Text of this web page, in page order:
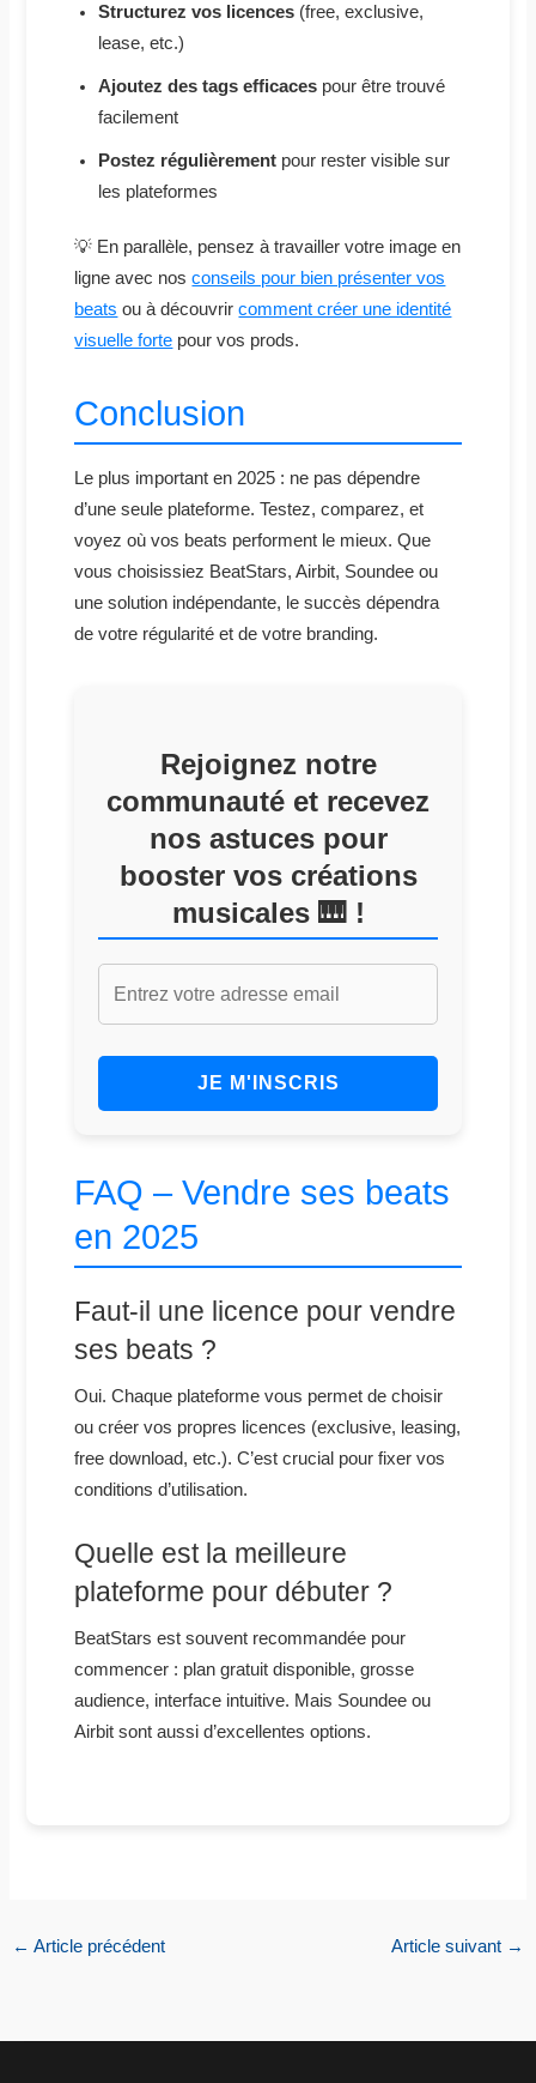
Structurez vos licences (free, exclusive,
lease, etc.)
Ajoutez des tags efficaces pour être trouvé
facilement
Postez régulièrement pour rester visible sur
les plateformes
💡 En parallèle, pensez à travailler votre image en
ligne avec nosconseils pour bien présenter vos
beats ou à découvrircomment créer une identité
visuelle forte pour vos prods.
Conclusion
Le plus important en 2025 : ne pas dépendre
d’une seule plateforme. Testez, comparez, et
voyez où vos beats performent le mieux. Que
vous choisissiez BeatStars, Airbit, Soundee ou
une solution indépendante, le succès dépendra
de votre régularité et de votre branding.
Rejoignez notre
communauté et recevez
nos astuces pour
booster vos créations
musicales 🎹 !
FAQ – Vendre ses beats
en 2025
Faut-il une licence pour vendre
ses beats ?
Oui. Chaque plateforme vous permet de choisir
ou créer vos propres licences (exclusive, leasing,
free download, etc.). C’est crucial pour fixer vos
conditions d’utilisation.
Quelle est la meilleure
plateforme pour débuter ?
BeatStars est souvent recommandée pour
commencer : plan gratuit disponible, grosse
audience, interface intuitive. Mais Soundee ou
Airbit sont aussi d’excellentes options.
← Article précédent Article suivant →